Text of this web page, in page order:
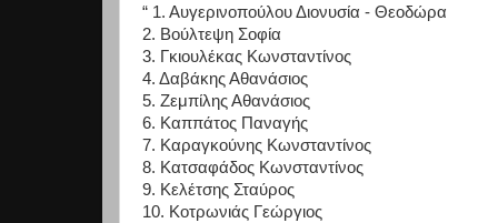
“ 1. Αυγερινοπούλου Διονυσία - Θεοδώρα
2. Βούλτεψη Σοφία
3. Γκιουλέκας Κωνσταντίνος
4. Δαβάκης Αθανάσιος
5. Ζεμπίλης Αθανάσιος
6. Καππάτος Παναγής
7. Καραγκούνης Κωνσταντίνος
8. Κατσαφάδος Κωνσταντίνος
9. Κελέτσης Σταύρος
10. Κοτρωνιάς Γεώργιος